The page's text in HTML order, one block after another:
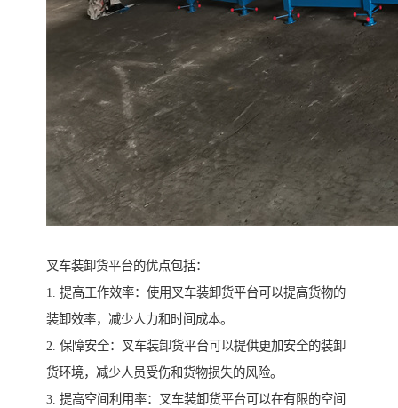
叉车装卸货平台的优点包括：
1. 提高工作效率：使用叉车装卸货平台可以提高货物的
装卸效率，减少人力和时间成本。
2. 保障安全：叉车装卸货平台可以提供更加安全的装卸
货环境，减少人员受伤和货物损失的风险。
3. 提高空间利用率：叉车装卸货平台可以在有限的空间